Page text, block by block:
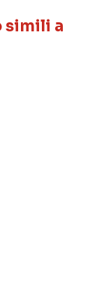
simili a